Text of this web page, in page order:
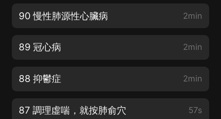
90 慢性肺源性心臟病 2min
89 冠心病 2min
88 抑鬱症 2min
87 調理虛喘，就按肺俞穴 57s